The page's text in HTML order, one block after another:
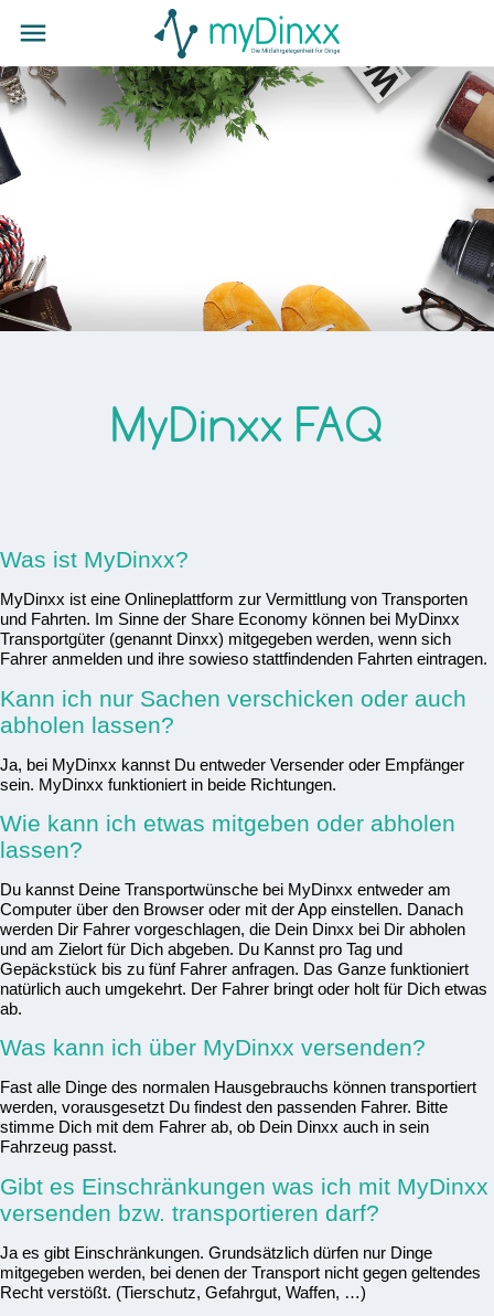
MyDinxx FAQ
Was ist MyDinxx?
MyDinxx ist eine Onlineplattform zur Vermittlung von Transporten
und Fahrten. Im Sinne der Share Economy können bei MyDinxx
Transportgüter (genannt Dinxx) mitgegeben werden, wenn sich
Fahrer anmelden und ihre sowieso stattfindenden Fahrten eintragen.
Kann ich nur Sachen verschicken oder auch
abholen lassen?
Ja, bei MyDinxx kannst Du entweder Versender oder Empfänger
sein. MyDinxx funktioniert in beide Richtungen.
Wie kann ich etwas mitgeben oder abholen
lassen?
Du kannst Deine Transportwünsche bei MyDinxx entweder am
Computer über den Browser oder mit der App einstellen. Danach
werden Dir Fahrer vorgeschlagen, die Dein Dinxx bei Dir abholen
und am Zielort für Dich abgeben. Du Kannst pro Tag und
Gepäckstück bis zu fünf Fahrer anfragen. Das Ganze funktioniert
natürlich auch umgekehrt. Der Fahrer bringt oder holt für Dich etwas
ab.
Was kann ich über MyDinxx versenden?
Fast alle Dinge des normalen Hausgebrauchs können transportiert
werden, vorausgesetzt Du findest den passenden Fahrer. Bitte
stimme Dich mit dem Fahrer ab, ob Dein Dinxx auch in sein
Fahrzeug passt.
Gibt es Einschränkungen was ich mit MyDinxx
versenden bzw. transportieren darf?
Ja es gibt Einschränkungen. Grundsätzlich dürfen nur Dinge
mitgegeben werden, bei denen der Transport nicht gegen geltendes
Recht verstößt. (Tierschutz, Gefahrgut, Waffen, …)